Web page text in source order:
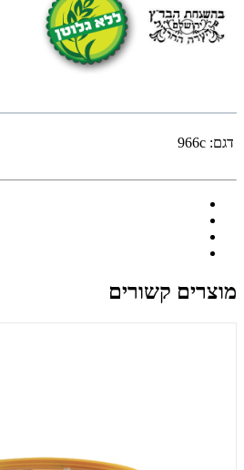
דגם: 966c
מוצרים קשורים